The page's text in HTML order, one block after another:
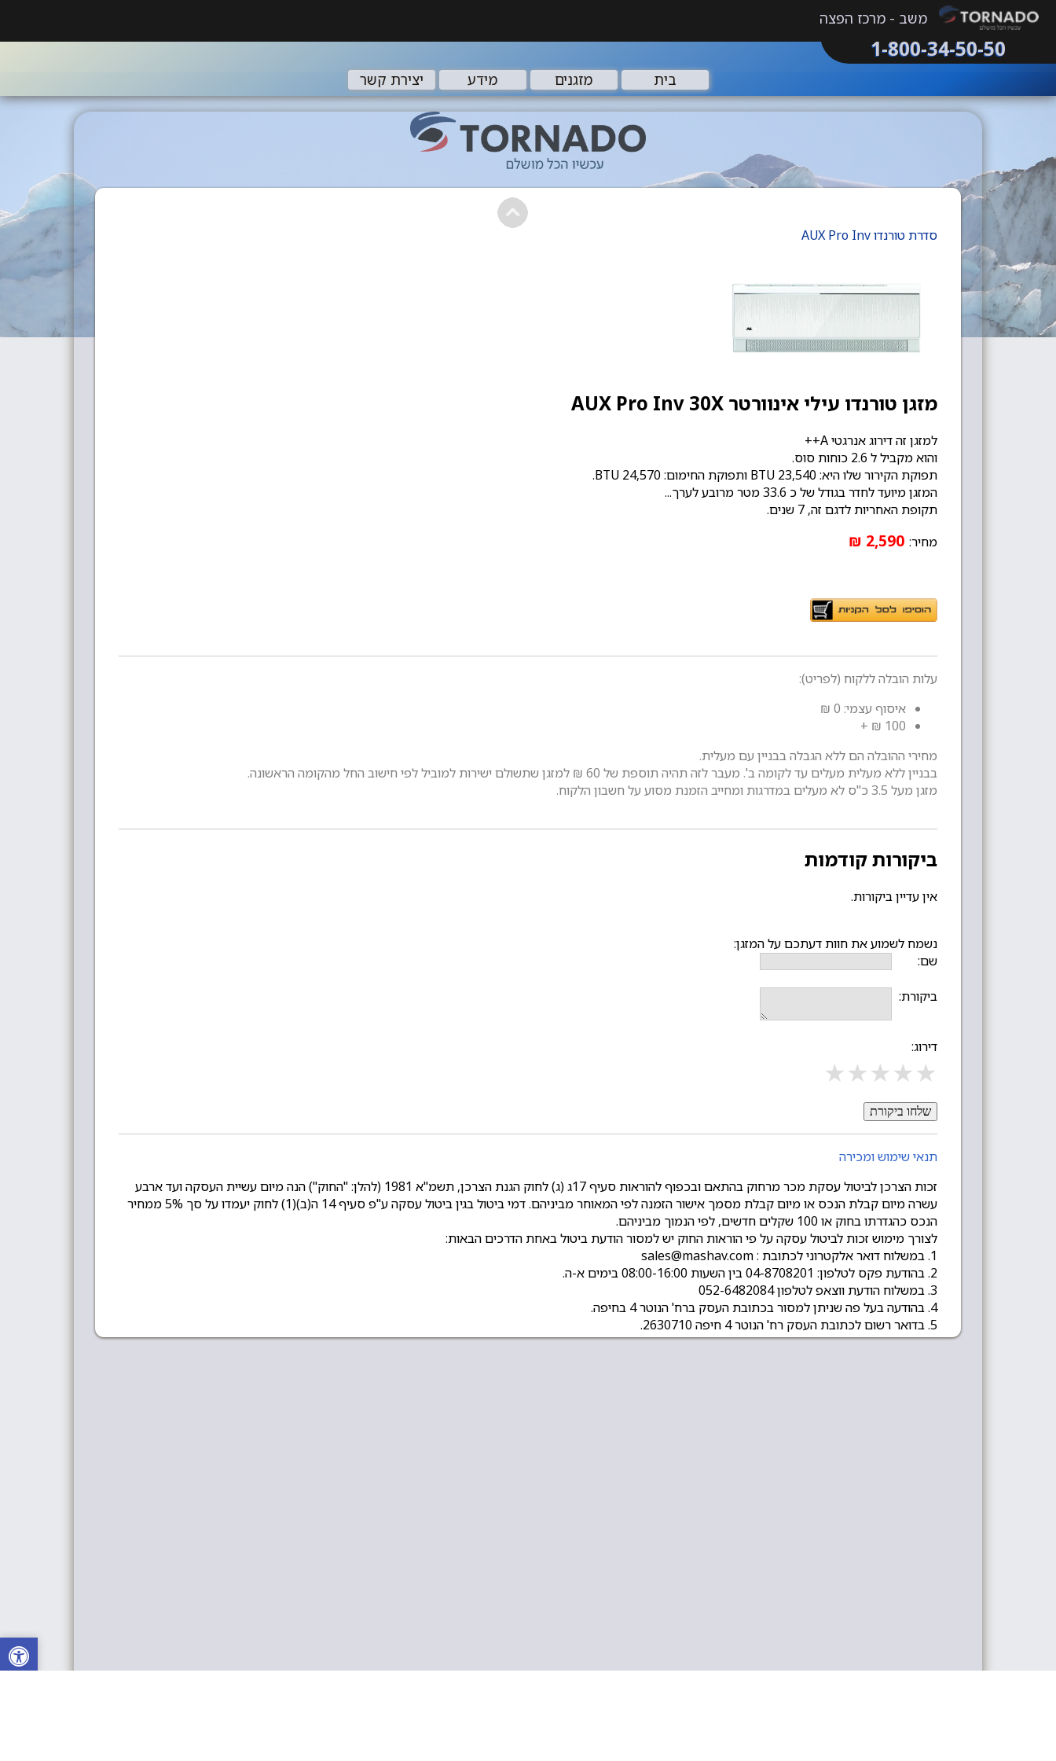
משב - מרכז הפצה
1-800-34-50-50
בית מזגנים מידע יצירת קשר
סדרת טורנדו AUX Pro Inv
מזגן טורנדו עילי אינוורטר AUX Pro Inv 30X
למזגן זה דירוג אנרגטי A++
והוא מקביל ל 2.6 כוחות סוס.
תפוקת הקירור שלו היא: 23,540 BTU ותפוקת החימום: 24,570 BTU.
המזגן מיועד לחדר בגודל של כ 33.6 מטר מרובע לערך...
תקופת האחריות לדגם זה, 7 שנים.
מחיר: 2,590 ₪
עלות הובלה ללקוח (לפריט):
איסוף עצמי: 0 ₪
100 ₪ +
מחירי ההובלה הם ללא הגבלה בבניין עם מעלית.
בבניין ללא מעלית מעלים עד לקומה ב'. מעבר לזה תהיה תוספת של 60 ₪ למזגן שתשולם ישירות למוביל לפי חישוב החל מהקומה הראשונה.
מזגן מעל 3.5 כ"ס לא מעלים במדרגות ומחייב הזמנת מסוע על חשבון הלקוח.
ביקורות קודמות
אין עדיין ביקורות.
נשמח לשמוע את חוות דעתכם על המזגן:
שם:
ביקורת:
דירוג:
★★★★★
שלחו ביקורת
תנאי שימוש ומכירה
זכות הצרכן לביטול עסקת מכר מרחוק בהתאם ובכפוף להוראות סעיף 17ג (ג) לחוק הגנת הצרכן, תשמ"א 1981 (להלן: "החוק") הנה מיום עשיית העסקה ועד ארבע
עשרה מיום קבלת הנכס או מיום קבלת מסמך אישור הזמנה לפי המאוחר מביניהם. דמי ביטול בגין ביטול עסקה ע"פ סעיף 14 ה(ב)(1) לחוק יעמדו על סך 5% ממחיר
הנכס כהגדרתו בחוק או 100 שקלים חדשים, לפי הנמוך מביניהם.
לצורך מימוש זכות לביטול עסקה על פי הוראות החוק יש למסור הודעת ביטול באחת הדרכים הבאות:
1. במשלוח דואר אלקטרוני לכתובת : sales@mashav.com
2. בהודעת פקס לטלפון: 04-8708201 בין השעות 08:00-16:00 בימים א-ה.
3. במשלוח הודעת ווצאפ לטלפון 052-6482084
4. בהודעה בעל פה שניתן למסור בכתובת העסק ברח' הנוטר 4 בחיפה.
5. בדואר רשום לכתובת העסק רח' הנוטר 4 חיפה 2630710.